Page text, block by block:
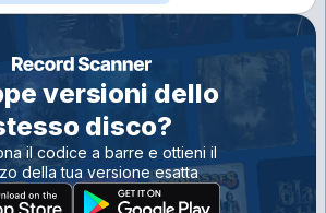
versioni dello
disco?
il codice a barre e ottieni il
della tua versione esatta